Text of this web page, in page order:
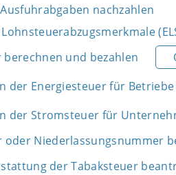
nachzahlen
berechnen und bezahlen
der Energiesteuer für
der Stromsteuer für
oder Niederlassungsnummer
der Tabaksteuer